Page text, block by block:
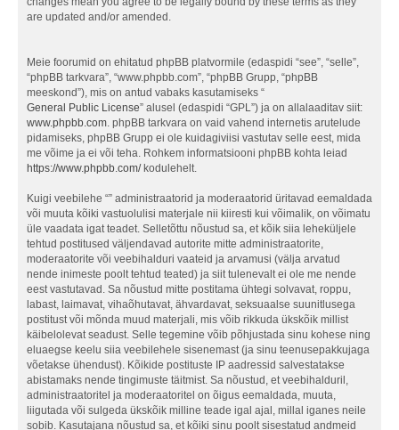
are updated and/or amended.
Meie foorumid on ehitatud phpBB platvormile (edaspidi “see”, “selle”,
“phpBB tarkvara”, “www.phpbb.com”, “phpBB Grupp, “phpBB
meeskond”), mis on antud vabaks kasutamiseks “
General Public License” alusel (edaspidi “GPL”) ja on allalaaditav siit:
www.phpbb.com. phpBB tarkvara on vaid vahend internetis arutelude
pidamiseks, phpBB Grupp ei ole kuidagiviisi vastutav selle eest, mida
me võime ja ei või teha. Rohkem informatsiooni phpBB kohta leiad
https://www.phpbb.com/kodulehelt.
Kuigi veebilehe “” administraatorid ja moderaatorid üritavad eemaldada
või muuta kõiki vastuolulisi materjale nii kiiresti kui võimalik, on võimatu
üle vaadata igat teadet. Selletõttu nõustud sa, et kõik siia leheküljele
tehtud postitused väljendavad autorite mitte administraatorite,
moderaatorite või veebihalduri vaateid ja arvamusi (välja arvatud
nende inimeste poolt tehtud teated) ja siit tulenevalt ei ole me nende
eest vastutavad. Sa nõustud mitte postitama ühtegi solvavat, roppu,
labast, laimavat, vihaõhutavat, ähvardavat, seksuaalse suunitlusega
postitust või mõnda muud materjali, mis võib rikkuda ükskõik millist
käibelolevat seadust. Selle tegemine võib põhjustada sinu kohese ning
eluaegse keelu siia veebilehele sisenemast (ja sinu teenusepakkujaga
võetakse ühendust). Kõikide postituste IP aadressid salvestatakse
abistamaks nende tingimuste täitmist. Sa nõustud, et veebihalduril,
administraatoritel ja moderaatoritel on õigus eemaldada, muuta,
liigutada või sulgeda ükskõik milline teade igal ajal, millal iganes neile
sobib. Kasutajana nõustud sa, et kõiki sinu poolt sisestatud andmeid